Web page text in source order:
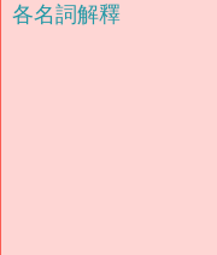
各名詞解釋